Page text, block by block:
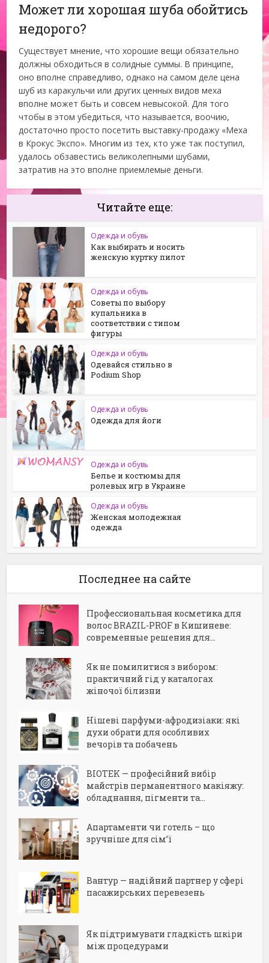
Может ли хорошая шуба обойтись
недорого?
Существует мнение, что хорошие вещи обязательно
должны обходиться в солидные суммы. В принципе,
оно вполне справедливо, однако на самом деле цена
шуб из каракульчи или других ценных видов меха
вполне может быть и совсем невысокой. Для того
чтобы в этом убедиться, что называется, воочию,
достаточно просто посетить выставку-продажу «Меха
в Крокус Экспо». Многим из тех, кто уже так поступил,
удалось обзавестись великолепными шубами,
затратив на это вполне приемлемые деньги.
Читайте еще:
Одежда и обувь
Как выбирать и носить
женскую куртку пилот
Одежда и обувь
Советы по выбору
купальника в
соответствии с типом
фигуры
Одежда и обувь
Одевайся стильно в
Podium Shop
Одежда и обувь
Одежда для йоги
Одежда и обувь
Белье и костюмы для
ролевых игр в Украине
Одежда и обувь
Женская молодежная
одежда
Последнее на сайте
Профессиональная косметика для
волос BRAZIL-PROF в Кишиневе:
современные решения для...
Як не помилитися з вибором:
практичний гід у каталогах
жіночої білизни
Нішеві парфуми-афродизіаки: які
духи обрати для особливих
вечорів та побачень
BIOTEK — професійний вибір
майстрів перманентного макіяжу:
обладнання, пігменти та...
Апартаменти чи готель – що
зручніше для сім’ї
Вантур — надійний партнер у сфері
пасажирських перевезень
Як підтримувати гладкість шкіри
між процедурами